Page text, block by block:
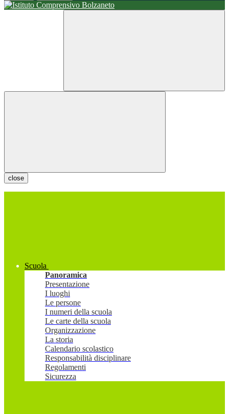
close
Scuola
Panoramica
Presentazione
I luoghi
Le persone
I numeri della scuola
Le carte della scuola
Organizzazione
La storia
Calendario scolastico
Responsabilità disciplinare
Regolamenti
Sicurezza